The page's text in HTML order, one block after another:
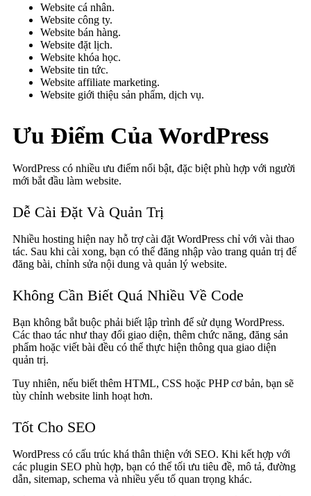
Website cá nhân.
Website công ty.
Website bán hàng.
Website đặt lịch.
Website khóa học.
Website tin tức.
Website affiliate marketing.
Website giới thiệu sản phẩm, dịch vụ.
Ưu Điểm Của WordPress
WordPress có nhiều ưu điểm nổi bật, đặc biệt phù hợp với người
mới bắt đầu làm website.
Dễ Cài Đặt Và Quản Trị
Nhiều hosting hiện nay hỗ trợ cài đặt WordPress chỉ với vài thao
tác. Sau khi cài xong, bạn có thể đăng nhập vào trang quản trị để
đăng bài, chỉnh sửa nội dung và quản lý website.
Không Cần Biết Quá Nhiều Về Code
Bạn không bắt buộc phải biết lập trình để sử dụng WordPress.
Các thao tác như thay đổi giao diện, thêm chức năng, đăng sản
phẩm hoặc viết bài đều có thể thực hiện thông qua giao diện
quản trị.
Tuy nhiên, nếu biết thêm HTML, CSS hoặc PHP cơ bản, bạn sẽ
tùy chỉnh website linh hoạt hơn.
Tốt Cho SEO
WordPress có cấu trúc khá thân thiện với SEO. Khi kết hợp với
các plugin SEO phù hợp, bạn có thể tối ưu tiêu đề, mô tả, đường
dẫn, sitemap, schema và nhiều yếu tố quan trọng khác.